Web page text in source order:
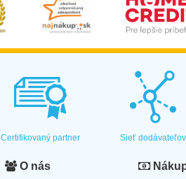
Certifikovaný partner Sieť dodávateľov
O nás